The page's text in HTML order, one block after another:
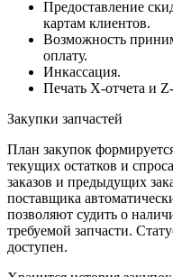
Предоставление
картам клиентов.
Возможность
оплату.
Инкассация.
Печать Х-отчета и
Закупки запчастей
План закупок
текущих остатков и
заказов и предыдущих
поставщика
позволяют судить о
требуемой запчасти.
доступен.